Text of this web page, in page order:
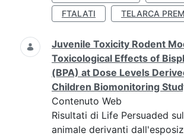
FTALATI
TELARCA
Juvenile Toxicity Rodent
Toxicological Effects of
(BPA) at Dose Levels
Children Biomonitoring
Contenuto Web
Risultati di Life Persuaded
animale derivanti